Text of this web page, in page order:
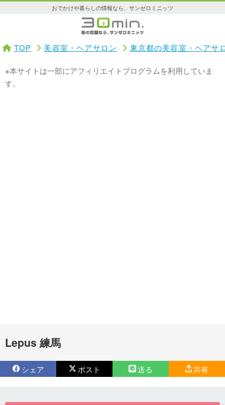
おでかけや暮らしの情報なら、サンゼロミニッツ
TOP 美容室・ヘアサロン 東京都の美容室・ヘアサ
※本サイトは一部にアフィリエイトプログラムを利用していま
す。
Lepus 練馬
シェア ポスト 送る 共有